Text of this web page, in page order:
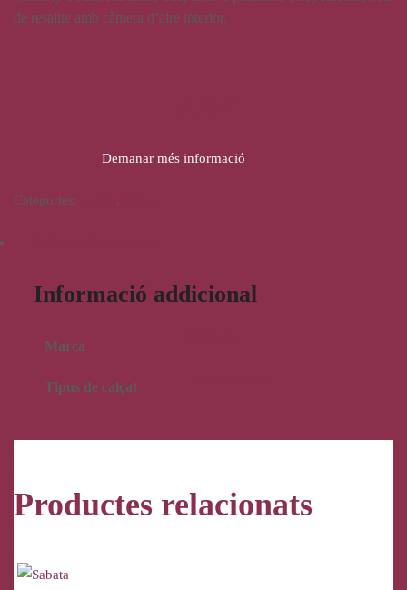
de resalite amb càmera d’aire interior.
Demanar més informació
Categories: ,
Informació addicional
Marca
Tipus de calçat
Productes relacionats